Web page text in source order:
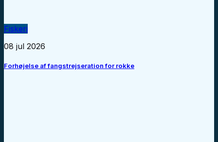
Fiskeri
08 jul 2026
Forhøjelse af fangstrejseration for rokke